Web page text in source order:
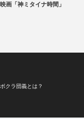
映画「神ミタイナ時間」
ボクラ団義とは？